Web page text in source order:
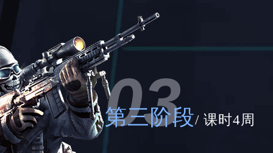
03
第三阶段/ 课时4周